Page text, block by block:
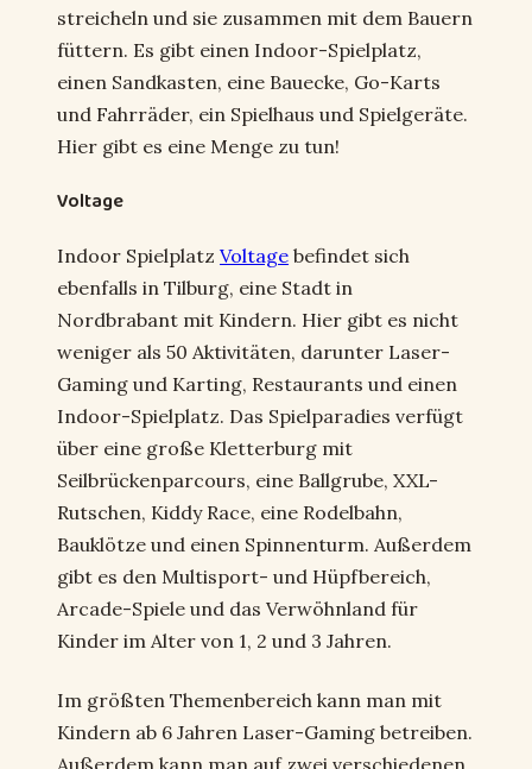
streicheln und sie zusammen mit dem Bauern
füttern. Es gibt einen Indoor-Spielplatz,
einen Sandkasten, eine Bauecke, Go-Karts
und Fahrräder, ein Spielhaus und Spielgeräte.
Hier gibt es eine Menge zu tun!
Voltage
Indoor Spielplatz Voltage befindet sich
ebenfalls in Tilburg, eine Stadt in
Nordbrabant mit Kindern. Hier gibt es nicht
weniger als 50 Aktivitäten, darunter Laser-
Gaming und Karting, Restaurants und einen
Indoor-Spielplatz. Das Spielparadies verfügt
über eine große Kletterburg mit
Seilbrückenparcours, eine Ballgrube, XXL-
Rutschen, Kiddy Race, eine Rodelbahn,
Bauklötze und einen Spinnenturm. Außerdem
gibt es den Multisport- und Hüpfbereich,
Arcade-Spiele und das Verwöhnland für
Kinder im Alter von 1, 2 und 3 Jahren.
Im größten Themenbereich kann man mit
Kindern ab 6 Jahren Laser-Gaming betreiben.
Außerdem kann man auf zwei verschiedenen